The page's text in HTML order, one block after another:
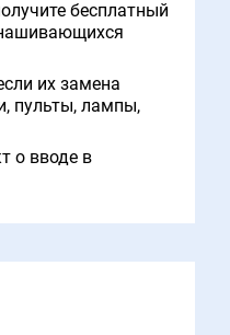
бесплатный
их замена
пульты, лампы,
о вводе в